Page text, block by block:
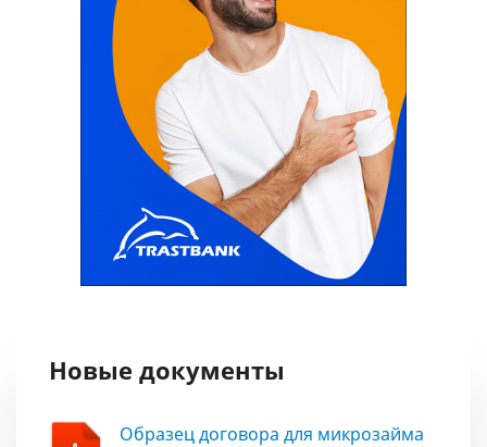
Новые документы
Образец договора для микрозайма